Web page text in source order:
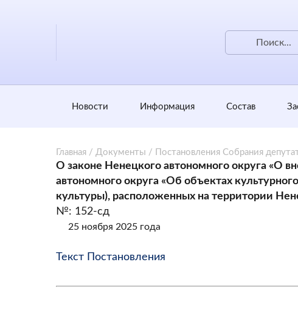
Новости Информация Состав
Главная / Документы / Постановления Собрания
О законе Ненецкого автономного округа «О
автономного округа «Об объектах
культуры), расположенных на территории
№: 152-сд
25 ноября 2025 года
Текст Постановления